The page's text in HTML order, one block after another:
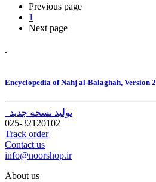
Previous page
1
Next page
Encyclopedia of Nahj al-Balaghah, Version 2
تولید نسخه جدید
025-32120102
Track order
Contact us
info@noorshop.ir
About us